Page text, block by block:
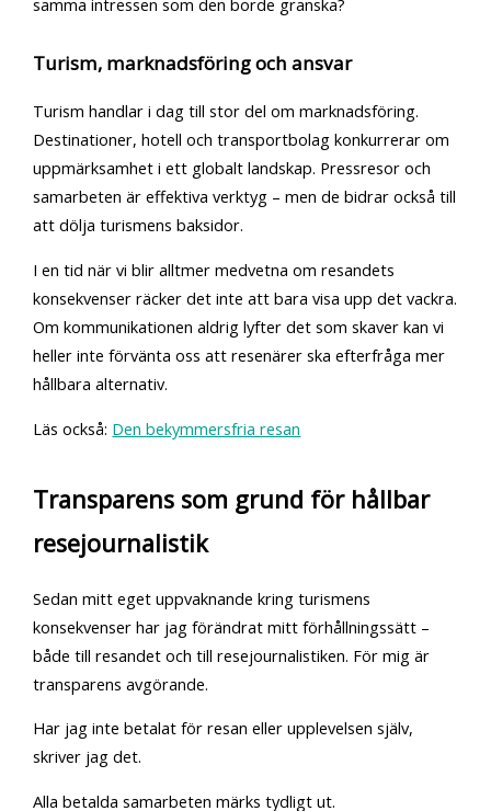
Turism, marknadsföring och ansvar
Turism handlar i dag till stor del om marknadsföring.
Destinationer, hotell och transportbolag konkurrerar om
uppmärksamhet i ett globalt landskap. Pressresor och
samarbeten är effektiva verktyg – men de bidrar också till
att dölja turismens baksidor.
I en tid när vi blir alltmer medvetna om resandets
konsekvenser räcker det inte att bara visa upp det vackra.
Om kommunikationen aldrig lyfter det som skaver kan vi
heller inte förvänta oss att resenärer ska efterfråga mer
hållbara alternativ.
Läs också: Den bekymmersfria resan
Transparens som grund förhållbar
resejournalistik
Sedan mitt eget uppvaknande kring turismens
konsekvenser har jag förändrat mitt förhållningssätt –
både till resandet och till resejournalistiken. För mig är
transparens avgörande.
Har jag inte betalat för resan eller upplevelsen själv,
skriver jag det.
Alla betalda samarbeten märks tydligt ut.